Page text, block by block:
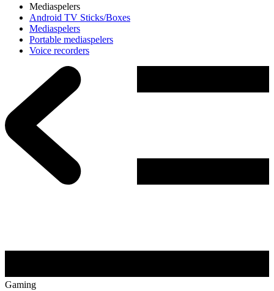
Mediaspelers
Android TV Sticks/Boxes
Mediaspelers
Portable mediaspelers
Voice recorders
Gaming